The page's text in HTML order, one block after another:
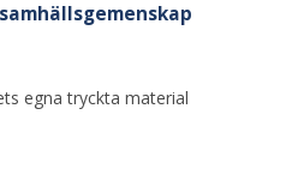
egna tryckta material